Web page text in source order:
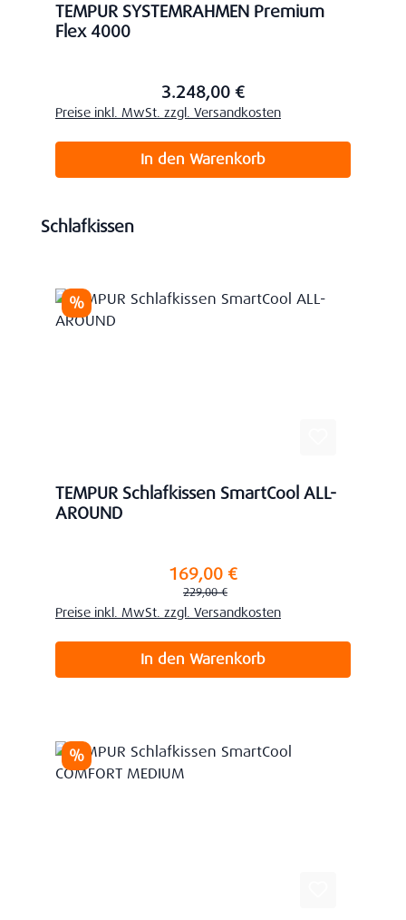
TEMPUR SYSTEMRAHMEN Premium
Flex 4000
Regulärer Preis:3.248,00 €
Preise inkl. MwSt. zzgl. Versandkosten
In den Warenkorb
Produktgalerie überspringen
Schlafkissen
Rabatt
%
TEMPUR Schlafkissen SmartCool ALL-
AROUND
169,00 €
Regulärer Preis:
229,00 €
Preise inkl. MwSt. zzgl. Versandkosten
In den Warenkorb
Rabatt
%